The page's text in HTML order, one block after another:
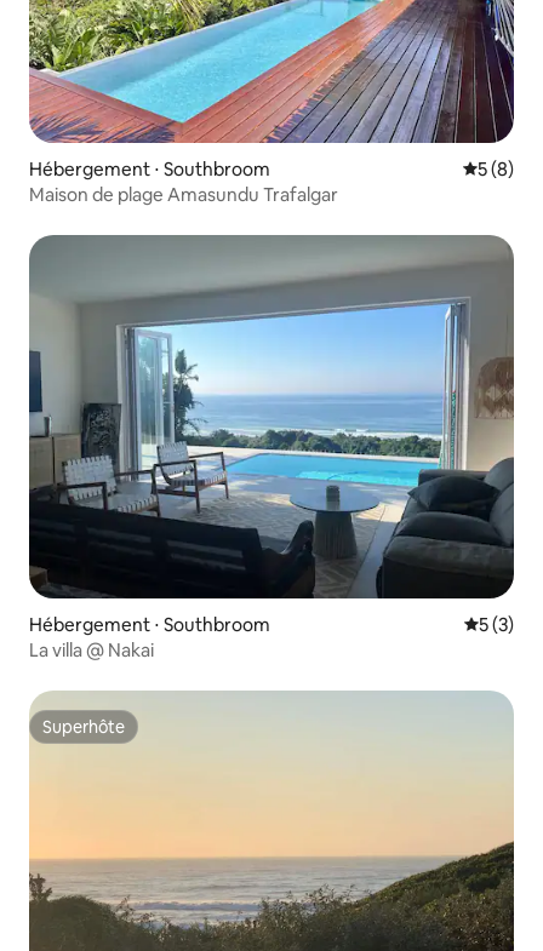
Hébergement ⋅ Southbroom
5 (8)
Maison de plage Amasundu Trafalgar
Hébergement ⋅ Southbroom
5 (3)
La villa @ Nakai
Superhôte
Superhôte